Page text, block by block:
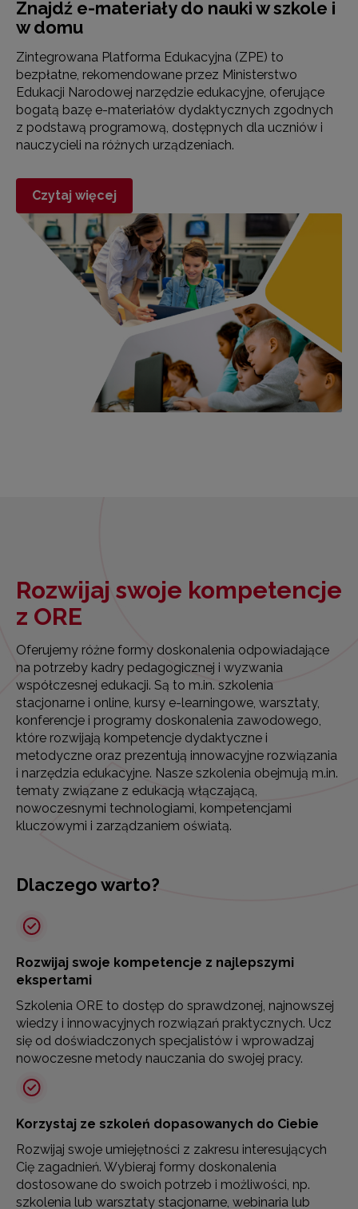
Znajdź e-materiały do nauki w szkole i
w domu
Zintegrowana Platforma Edukacyjna (ZPE) to
bezpłatne, rekomendowane przez Ministerstwo
Edukacji Narodowej narzędzie edukacyjne, oferujące
bogatą bazę e-materiałów dydaktycznych zgodnych
z podstawą programową, dostępnych dla uczniów i
nauczycieli na różnych urządzeniach.
Czytaj więcej
Rozwijaj swoje kompetencje
z ORE
Oferujemy różne formy doskonalenia odpowiadające
na potrzeby kadry pedagogicznej i wyzwania
współczesnej edukacji. Są to m.in. szkolenia
stacjonarne i online, kursy e-learningowe, warsztaty,
konferencje i programy doskonalenia zawodowego,
które rozwijają kompetencje dydaktyczne i
metodyczne oraz prezentują innowacyjne rozwiązania
i narzędzia edukacyjne. Nasze szkolenia obejmują m.in.
tematy związane z edukacją włączającą,
nowoczesnymi technologiami, kompetencjami
kluczowymi i zarządzaniem oświatą.
Dlaczego warto?
Rozwijaj swoje kompetencje z najlepszymi
ekspertami
Szkolenia ORE to dostęp do sprawdzonej, najnowszej
wiedzy i innowacyjnych rozwiązań praktycznych. Ucz
się od doświadczonych specjalistów i wprowadzaj
nowoczesne metody nauczania do swojej pracy.
Korzystaj ze szkoleń dopasowanych do Ciebie
Rozwijaj swoje umiejętności z zakresu interesujących
Cię zagadnień. Wybieraj formy doskonalenia
dostosowane do swoich potrzeb i możliwości, np.
szkolenia lub warsztaty stacjonarne, webinaria lub